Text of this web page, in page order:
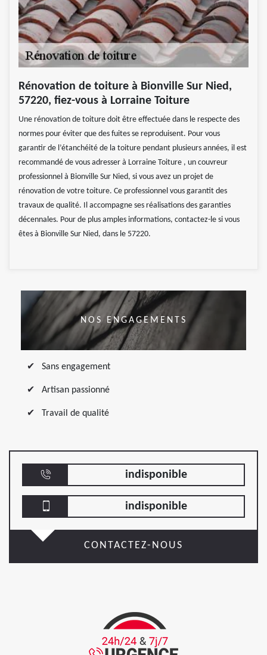
Rénovation de toiture à Bionville Sur Nied,
57220, fiez-vous à Lorraine Toiture
Une rénovation de toiture doit être effectuée dans le respecte des
normes pour éviter que des fuites se reproduisent. Pour vous
garantir de l’étanchéité de la toiture pendant plusieurs années, il est
recommandé de vous adresser à Lorraine Toiture , un couvreur
professionnel à Bionville Sur Nied, si vous avez un projet de
rénovation de votre toiture. Ce professionnel vous garantit des
travaux de qualité. Il accompagne ses réalisations des garanties
décennales. Pour de plus amples informations, contactez-le si vous
êtes à Bionville Sur Nied, dans le 57220.
NOS ENGAGEMENTS
Sans engagement
Artisan passionné
Travail de qualité
indisponible
indisponible
CONTACTEZ-NOUS